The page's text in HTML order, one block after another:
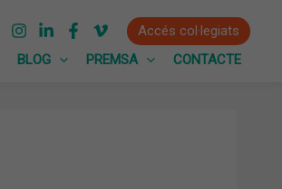
Accés col·legiats
BLOG PREMSA CONTACTE